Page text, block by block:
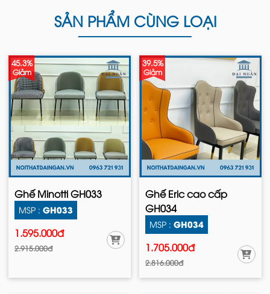
SẢN PHẨM CÙNG LOẠI
45.3%
Giảm
Ghế Minotti GH033
MSP : GH033
1.595.000đ
2.915.000đ
39.5%
Giảm
Ghế Eric cao cấp
GH034
MSP : GH034
1.705.000đ
2.816.000đ